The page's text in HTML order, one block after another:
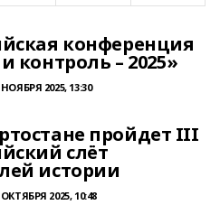
конференция
контроль – 2025»
НОЯБРЯ 2025, 13:30
пройдет III
слёт
истории
ОКТЯБРЯ 2025, 10:48